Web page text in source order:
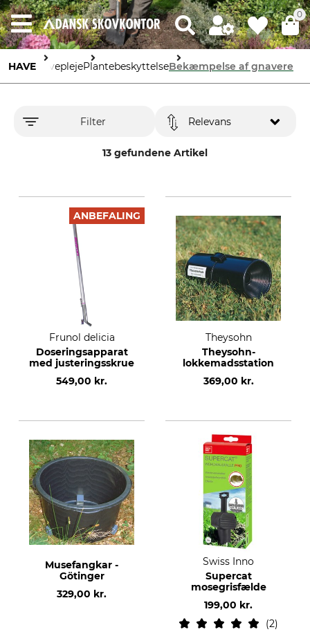
0
HAVE HaveplejePlantebeskyttelseBekæmpelse af gnavere
Filter
13 gefundene Artikel
Relevans
ANBEFALING
Frunol delicia
Doseringsapparat
med justeringsskrue
549,00 kr.
Theysohn
Theysohn-
lokkemadsstation
369,00 kr.
Musefangkar -
Götinger
329,00 kr.
Swiss Inno
Supercat
mosegrisfælde
199,00 kr.
2